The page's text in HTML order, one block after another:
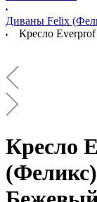
Диваны Felix
Кресло
Кресло